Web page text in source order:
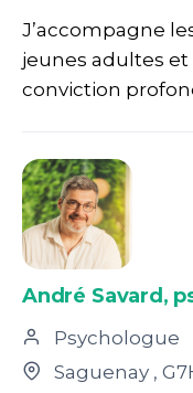
J’accompagne
jeunes adultes et
conviction
André Savard,
Psychologue
Saguenay ,